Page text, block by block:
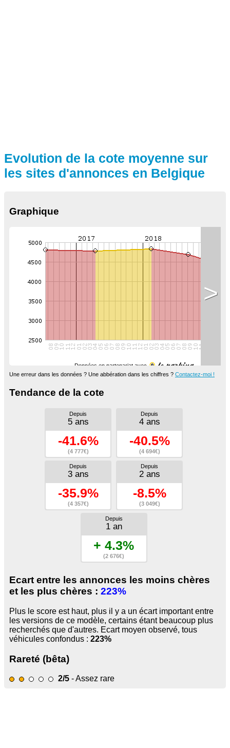
Evolution de la cote moyenne sur
les sites d'annonces en Belgique
Graphique
Données en partenariat avec
>
Une erreur dans les données ? Une abbération dans les chiffres ? Contactez-moi !
Tendance de la cote
Depuis
5 ans
-41.6%
(4 777€)
Depuis
4 ans
-40.5%
(4 694€)
Depuis
3 ans
-35.9%
(4 357€)
Depuis
2 ans
-8.5%
(3 049€)
Depuis
1 an
+ 4.3%
(2 676€)
Ecart entre les annonces les moins chères
et les plus chères : 223%
Plus le score est haut, plus il y a un écart important entre
les versions de ce modèle, certains étant beaucoup plus
recherchés que d'autres. Ecart moyen observé, tous
véhicules confondus : 223%
Rareté (bêta)
2/5 - Assez rare